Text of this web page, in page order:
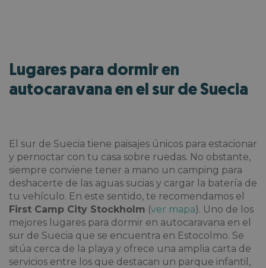
Lugares para dormir en
autocaravana en el sur de Suecia
El sur de Suecia tiene paisajes únicos para estacionar
y pernoctar con tu casa sobre ruedas. No obstante,
siempre conviene tener a mano un camping para
deshacerte de las aguas sucias y cargar la batería de
tu vehículo. En este sentido, te recomendamos el
First Camp City Stockholm (ver mapa). Uno de los
mejores lugares para dormir en autocaravana en el
sur de Suecia que se encuentra en Estocolmo. Se
sitúa cerca de la playa y ofrece una amplia carta de
servicios entre los que destacan un parque infantil,